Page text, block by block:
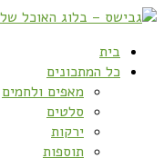
בית
כל המתכונים
מאפים ולחמים
סלטים
ירקות
תוספות